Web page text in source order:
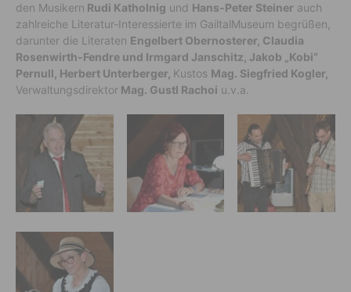
den Musikern Rudi Katholnig und Hans-Peter Steiner auch
zahlreiche Literatur-Interessierte im GailtalMuseum begrüßen,
darunter die Literaten Engelbert Obernosterer, Claudia
Rosenwirth-Fendre und Irmgard Janschitz, Jakob „Kobi“
Pernull, Herbert Unterberger, Kustos Mag. Siegfried Kogler,
Verwaltungsdirektor Mag. Gustl Rachoi u.v.a.